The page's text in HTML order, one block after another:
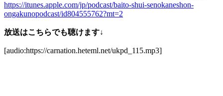
https://itunes.apple.com/jp/podcast/baito-shui-senokaneshon-
ongakunopodcast/id804555762?mt=2
放送はこちらでも聴けます↓
[audio:https://carnation.heteml.net/ukpd_115.mp3]